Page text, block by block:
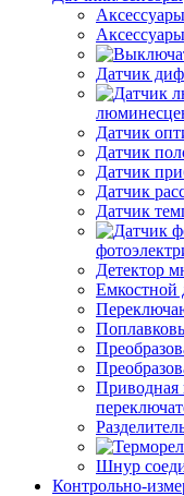
Датчик
Датчик
Датчик
Датчик
Датчик
Датчик
Детектор
Емкостной
Приводная
Шнур
Контрольно-